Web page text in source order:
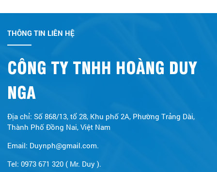
THÔNG TIN LIÊN HỆ
CÔNG TY TNHH HOÀNG DUY
NGA
Địa chỉ: Số 868/13, tổ 28, Khu phố 2A, Phường Trảng Dài,
Thành Phố Đồng Nai, Việt Nam
Email: Duynph@gmail.com.
Tel: 0973 671 320 ( Mr. Duy ).